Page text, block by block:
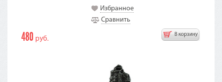
Избранное
Сравнить
В корзину
480 руб.